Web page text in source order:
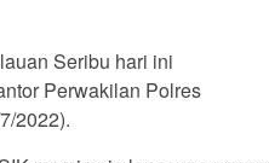
Seribu hari ini
Perwakilan Polres
2022).